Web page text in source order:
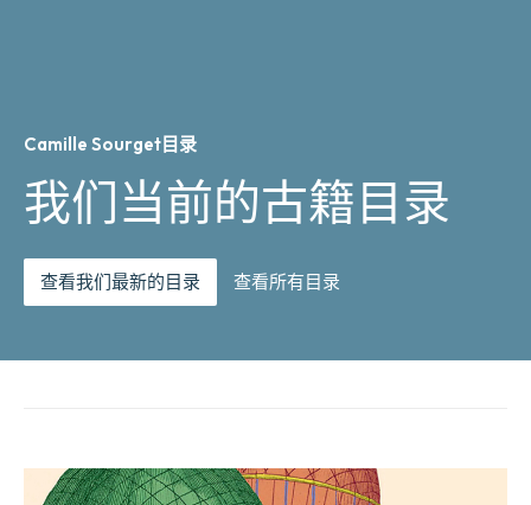
Camille Sourget目录
我们当前的古籍目录
查看我们最新的目录 查看所有目录